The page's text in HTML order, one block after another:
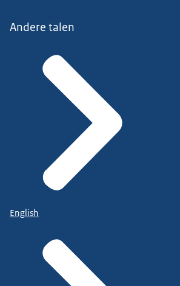
Andere talen
English